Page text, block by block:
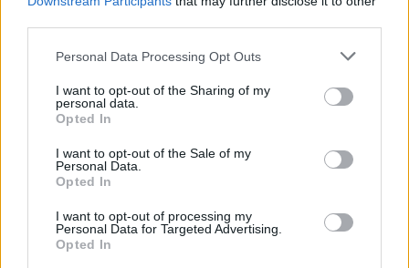
Personal Data Processing Opt Outs
I want to opt-out of the Sharing of my
personal data.
Opted In
I want to opt-out of the Sale of my
Personal Data.
Opted In
I want to opt-out of processing my
Personal Data for Targeted Advertising.
Opted In
30.102 euro
2022-11-11
Abbattimento quota partecipazione a AF L'Artigiano
Unione Regionale delle Camere di commercio
Industria Artigianato Agricoltura del
2022-08-22
Interventi a sostegno della internazionalizzazione